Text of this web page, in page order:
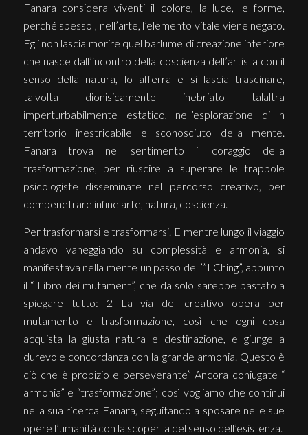
Fanara considera viventi il colore, la luce, le forme,
perché spesso , nell’arte, l’elemento vitale viene negato.
Egli non lascia morire quel barlume di creazione interiore
che nasce dall’incontro della coscienza dell’artista con il
senso della natura, lo afferra e si lascia trascinare,
talvolta dionisicamente inebriato talaltra
imperturbabilmente estatico, nell’esplorazione di n
territorio inestricabile e sconosciuto della mente.
Fanara trova nel sentimento il coraggio della
trasformazione, per riuscire a superare le trappole
psicologiste disseminate nel percorso creativo, per
compenetrare infine arte, natura, coscienza.
Per trasformarsi e trasformarsi. E mentre lungo il viaggio
andavo vaneggiando su complessità e armonia, si
manifestava nella mente un passo dell’”I Ching”, appunto
il “ Libro dei mutament”, che da solo sarebbe bastato a
spiegare tutto: 2 La via del creativo opera per
mutamento e trasformazione, così che ogni cosa
acquista la giusta natura e destinazione, e giunge a
durevole concordanza con la grande armonia. Questo è
ciò che è propizio e perseverante” Ancora coniugate “
armonia” e “trasformazione”; così vogliamo che continui
nella sua ricerca Fanara, seguitando a sposare nelle sue
opere l’umanità con la scoperta del senso dell’esistenza.